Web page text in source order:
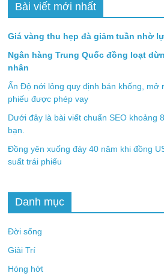
Bài viết mới nhất
Giá vàng thu hẹp đà giảm tuần nhờ
Ngân hàng Trung Quốc đồng loạt
nhân
Ấn Độ nới lỏng quy định bán khống, mở
phiếu được phép vay
Dưới đây là bài viết chuẩn SEO khoảng
bạn.
Đồng yên xuống đáy 40 năm khi đồng
suất trái phiếu
Danh mục
Đời sống
Giải Trí
Hóng hớt